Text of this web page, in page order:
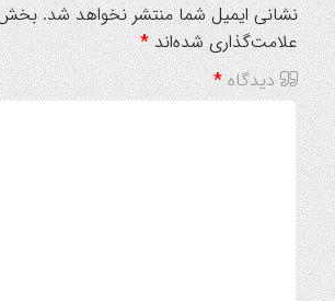
نشانی ایمیل شما منتشر نخواهد شد.
علامت‌گذاری شده‌اند*
دیدگاه*